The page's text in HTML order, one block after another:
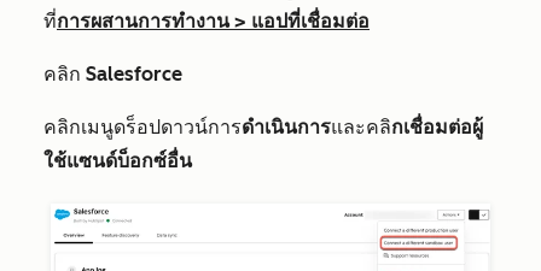
ที่การผสานการทำงาน> แอปที่เชื่อมต่อ
คลิก Salesforce
คลิกเมนูดร็อปดาวน์การดำเนินการและคลิกเชื่อมต่อผู้
ใช้แซนด์บ็อกซ์อื่น